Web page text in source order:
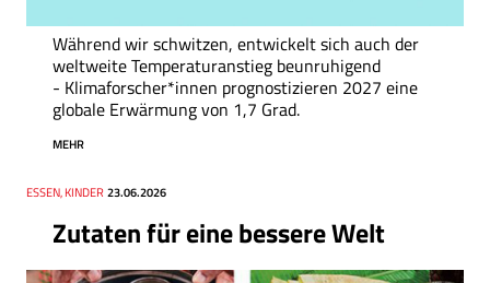
Während wir schwitzen, entwickelt sich auch der
weltweite Temperaturanstieg beunruhigend
- Klimaforscher*innen prognostizieren 2027 eine
globale Erwärmung von 1,7 Grad.
MEHR
Zutaten für eine bessere Welt
Thema
ESSEN, KINDER
Datum 23.06.2026